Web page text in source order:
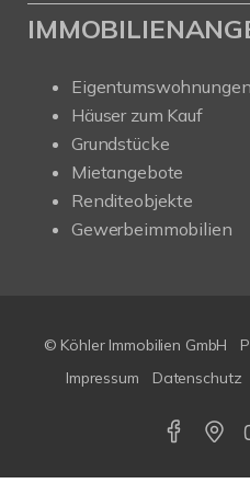
Eigentumswohnungen
Häuser zum Kauf
Grundstücke
Mietangebote
Renditeobjekte
Gewerbeimmobilien
© Köhler Immobilien GmbH
Impressum
Datenschutz